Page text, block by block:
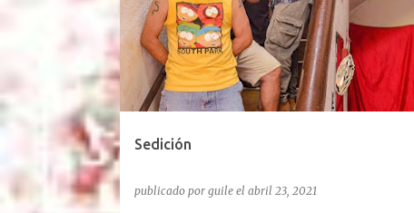
Exultante en 3 frases: Rock setentoso + funk...
Sedición
publicado por guile el abril 23, 2021